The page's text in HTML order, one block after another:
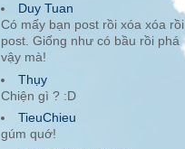
Duy Tuan
Có mấy bạn post rồi xóa xóa rồi
post. Giống như có bầu rồi phá
vậy mà!
Thụy
Chiện gì ? :D
TieuChieu
gúm quớ!